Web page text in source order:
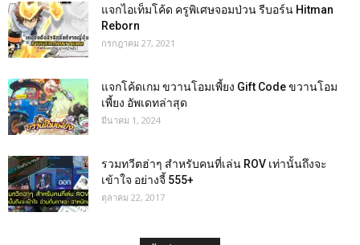
แจกไอเท็มโค้ด ครูพิเศษจอมป่วน รีบอร์น Hitman
Reborn
กรกฎาคม 27, 2021
แจกโค้ดเกม ขวานโอมเพี้ยง Gift Code ขวานโอม
เพี้ยง อัพเดทล่าสุด
มีนาคม 1, 2024
รวมทวีตฮ่าๆ สำหรับคนที่เล่น ROV เท่านั้นถึงจะ
เข้าใจ อย่างจี้ 555+
ตุลาคม 22, 2017